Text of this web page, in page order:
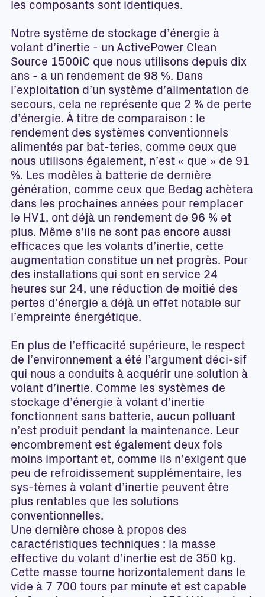
les composants sont identiques.
Notre système de stockage d’énergie à
volant d’inertie - un ActivePower Clean
Source 1500iC que nous utilisons depuis dix
ans - a un rendement de 98 %. Dans
l’exploitation d’un système d’alimentation de
secours, cela ne représente que 2 % de perte
d’énergie. À titre de comparaison : le
rendement des systèmes conventionnels
alimentés par bat-teries, comme ceux que
nous utilisons également, n’est « que » de 91
%. Les modèles à batterie de dernière
génération, comme ceux que Bedag achètera
dans les prochaines années pour remplacer
le HV1, ont déjà un rendement de 96 % et
plus. Même s’ils ne sont pas encore aussi
efficaces que les volants d’inertie, cette
augmentation constitue un net progrès. Pour
des installations qui sont en service 24
heures sur 24, une réduction de moitié des
pertes d’énergie a déjà un effet notable sur
l’empreinte énergétique.
En plus de l’efficacité supérieure, le respect
de l’environnement a été l’argument déci-sif
qui nous a conduits à acquérir une solution à
volant d’inertie. Comme les systèmes de
stockage d’énergie à volant d’inertie
fonctionnent sans batterie, aucun polluant
n’est produit pendant la maintenance. Leur
encombrement est également deux fois
moins important et, comme ils n’exigent que
peu de refroidissement supplémentaire, les
sys-tèmes à volant d’inertie peuvent être
plus rentables que les solutions
conventionnelles.
Une dernière chose à propos des
caractéristiques techniques : la masse
effective du volant d’inertie est de 350 kg.
Cette masse tourne horizontalement dans le
vide à 7 700 tours par minute et est capable